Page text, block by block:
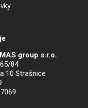
group s.r.o.
84
10 Strašnice